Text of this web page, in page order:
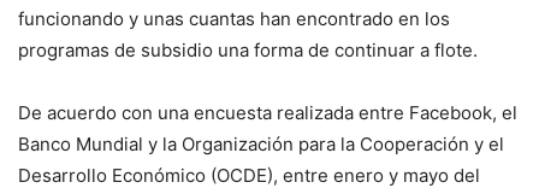
funcionando y unas cuantas han encontrado en los
programas de subsidio una forma de continuar a flote.
De acuerdo con una encuesta realizada entre Facebook, el
Banco Mundial y la Organización para la Cooperación y el
Desarrollo Económico (OCDE), entre enero y mayo del